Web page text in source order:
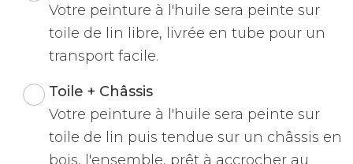
Votre peinture à l'huile sera peinte sur
toile de lin libre, livrée en tube pour un
transport facile.
Toile + Châssis
Votre peinture à l'huile sera peinte sur
toile de lin puis tendue sur un châssis en
bois, l'ensemble, prêt à accrocher au